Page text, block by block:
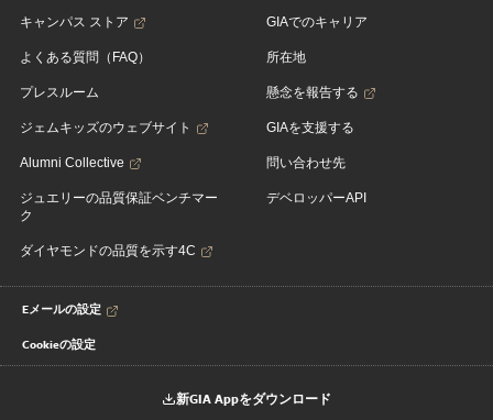
キャンパス ストア
よくある質問（FAQ）
プレスルーム
ジェムキッズのウェブサイト
Alumni Collective
ジュエリーの品質保証ベンチマー
ク
ダイヤモンドの品質を示す4C
GIAでのキャリア
所在地
懸念を報告する
GIAを支援する
問い合わせ先
デベロッパーAPI
Eメールの設定
Cookieの設定
新GIA Appをダウンロード